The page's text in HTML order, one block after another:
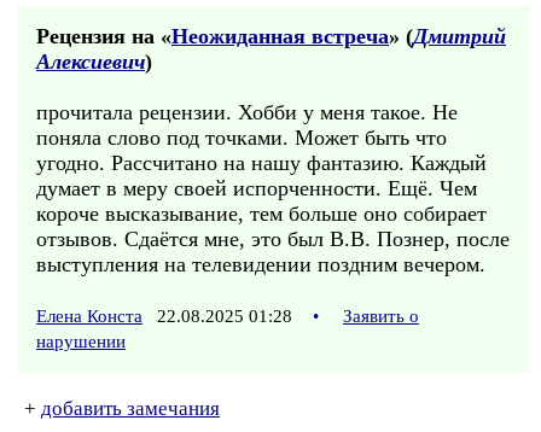
Рецензия на «Неожиданная встреча» (Дмитрий
Алексиевич)
прочитала рецензии. Хобби у меня такое. Не
поняла слово под точками. Может быть что
угодно. Рассчитано на нашу фантазию. Каждый
думает в меру своей испорченности. Ещё. Чем
короче высказывание, тем больше оно собирает
отзывов. Сдаётся мне, это был В.В. Познер, после
выступления на телевидении поздним вечером.
Елена Конста 22.08.2025 01:28 •
Заявить о
нарушении
+ добавить замечания